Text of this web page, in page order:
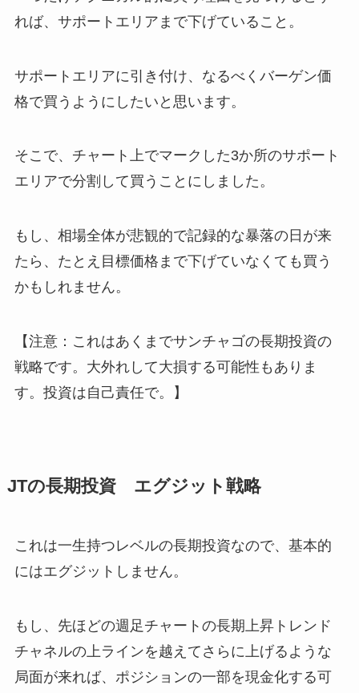
れば、サポートエリアまで下げていること。
サポートエリアに引き付け、なるべくバーゲン価
格で買うようにしたいと思います。
そこで、チャート上でマークした3か所のサポート
エリアで分割して買うことにしました。
もし、相場全体が悲観的で記録的な暴落の日が来
たら、たとえ目標価格まで下げていなくても買う
かもしれません。
【注意：これはあくまでサンチャゴの長期投資の
戦略です。大外れして大損する可能性もありま
す。投資は自己責任で。】
JTの長期投資 エグジット戦略
これは一生持つレベルの長期投資なので、基本的
にはエグジットしません。
もし、先ほどの週足チャートの長期上昇トレンド
チャネルの上ラインを越えてさらに上げるような
局面が来れば、ポジションの一部を現金化する可